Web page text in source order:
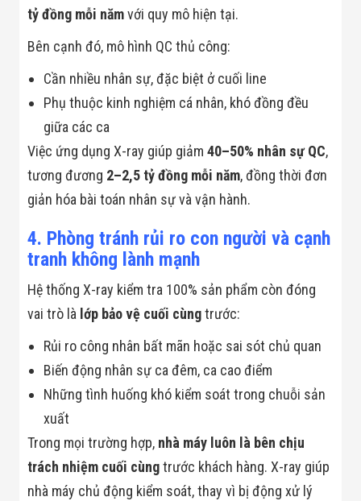
tỷ đồng mỗi nămvới quy mô hiện tại.
Bên cạnh đó, mô hình QC thủ công:
Cần nhiều nhân sự, đặc biệt ở cuối line
Phụ thuộc kinh nghiệm cá nhân, khó đồng đều
giữa các ca
Việc ứng dụng X-ray giúp giảm40–50% nhân sự QC,
tương đương 2–2,5 tỷ đồng mỗi năm, đồng thời đơn
giản hóa bài toán nhân sự và vận hành.
4. Phòng tránh rủi ro con người và cạnh
tranh không lành mạnh
Hệ thống X-ray kiểm tra 100% sản phẩm còn đóng
vai trò là lớp bảo vệ cuối cùngtrước:
Rủi ro công nhân bất mãn hoặc sai sót chủ quan
Biến động nhân sự ca đêm, ca cao điểm
Những tình huống khó kiểm soát trong chuỗi sản
xuất
Trong mọi trường hợp, nhà máy luôn là bên chịu
trách nhiệm cuối cùngtrước khách hàng. X-ray giúp
nhà máy chủ động kiểm soát, thay vì bị động xử lý